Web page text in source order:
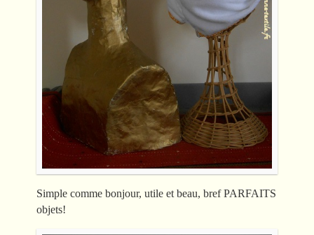
Simple comme bonjour, utile et beau, bref PARFAITS
objets!